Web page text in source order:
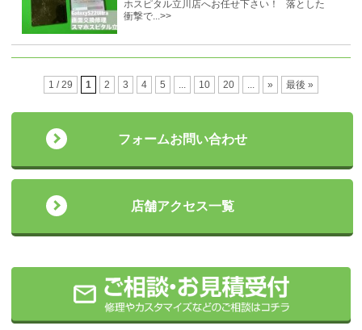
ホスピタル立川店へお任せ下さい！ 落とした
衝撃で...>>
1 / 29 1 2 3 4 5 ... 10 20 ... » 最後 »
フォームお問い合わせ
店舗アクセス一覧